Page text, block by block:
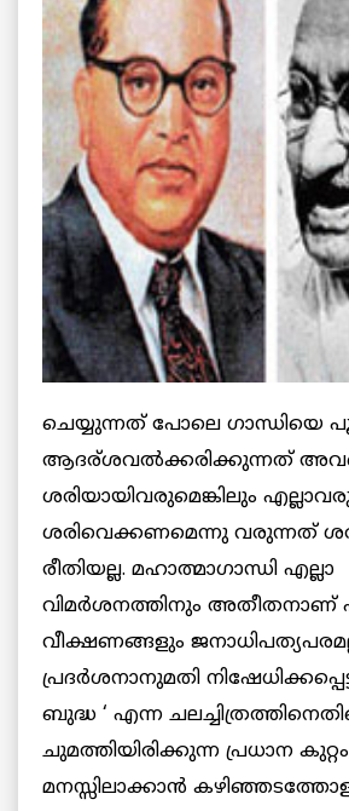
ചെയ്യുന്നത് പോലെ ഗാന്ധിയെ
ആദര്ശവല്‍ക്കരിക്കുന്നത്
ശരിയായിവരുമെങ്കിലും
ശരിവെക്കണമെന്നു വരുന്നത്
രീതിയല്ല. മഹാത്മാഗാന്ധി എല്ലാ
വിമര്‍ശനത്തിനും അതീതനാണ്
വീക്ഷണങ്ങളും
പ്രദര്‍ശനാനുമതി
ബുദ്ധ ‘ എന്ന
ചുമത്തിയിരിക്കുന്ന പ്രധാന
മനസ്സിലാക്കാന്‍